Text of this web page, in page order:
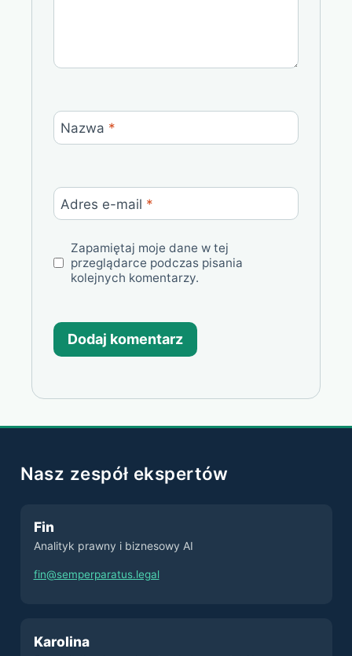
Nazwa *
Adres e-mail *
Zapamiętaj moje dane w tej
przeglądarce podczas pisania
kolejnych komentarzy.
Nasz zespół ekspertów
Fin
Analityk prawny i biznesowy AI
fin@semperparatus.legal
Karolina